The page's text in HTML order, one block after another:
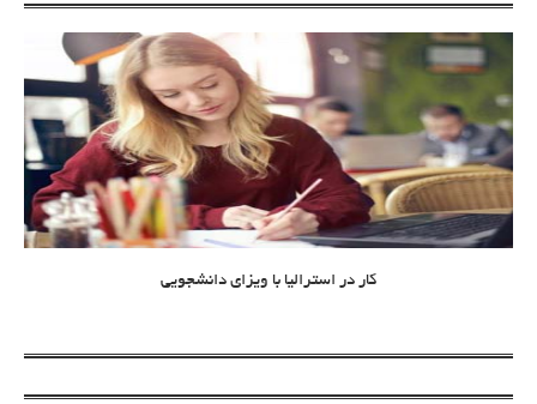
کار در استرالیا با ویزای دانشجویی